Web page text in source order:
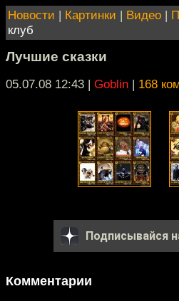
Новости | Картинки | Видео |
клуб
Лучшие сказки
05.07.08 12:43 | Goblin | 168
Подписывайся
Комментарии